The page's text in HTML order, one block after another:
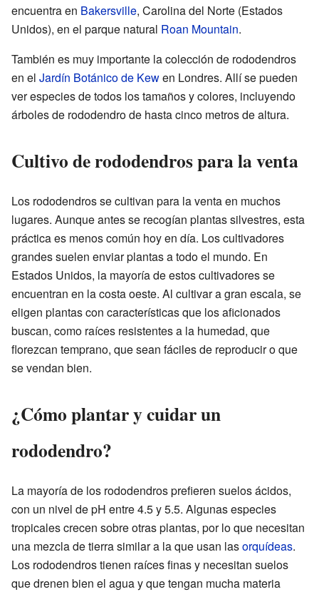
encuentra en Bakersville, Carolina del Norte (Estados
Unidos), en el parque natural Roan Mountain.
También es muy importante la colección de rododendros
en el Jardín Botánico de Kewen Londres. Allí se pueden
ver especies de todos los tamaños y colores, incluyendo
árboles de rododendro de hasta cinco metros de altura.
Cultivo de rododendros para la venta
Los rododendros se cultivan para la venta en muchos
lugares. Aunque antes se recogían plantas silvestres, esta
práctica es menos común hoy en día. Los cultivadores
grandes suelen enviar plantas a todo el mundo. En
Estados Unidos, la mayoría de estos cultivadores se
encuentran en la costa oeste. Al cultivar a gran escala, se
eligen plantas con características que los aficionados
buscan, como raíces resistentes a la humedad, que
florezcan temprano, que sean fáciles de reproducir o que
se vendan bien.
¿Cómo plantar y cuidar un
rododendro?
La mayoría de los rododendros prefieren suelos ácidos,
con un nivel de pH entre 4.5 y 5.5. Algunas especies
tropicales crecen sobre otras plantas, por lo que necesitan
una mezcla de tierra similar a la que usan lasorquídeas.
Los rododendros tienen raíces finas y necesitan suelos
que drenen bien el agua y que tengan mucha materia